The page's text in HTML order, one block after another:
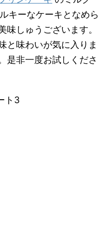
キーなケーキとなめら
味しゅうございます。
と味わいが気に入りま
是非一度お試しくださ
ト3